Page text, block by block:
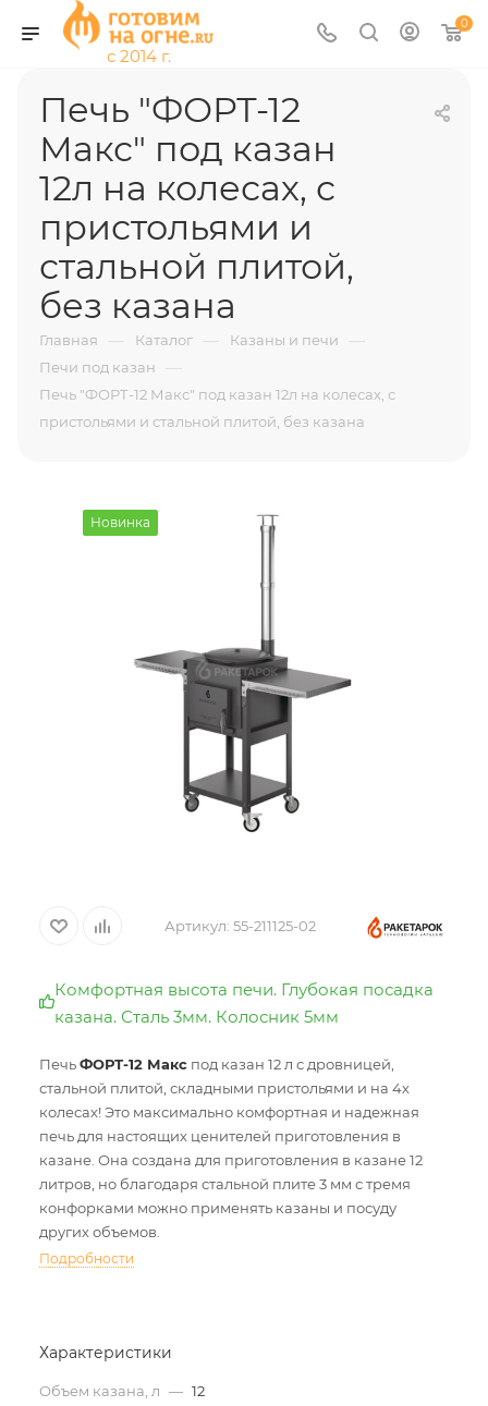
0
Печь "ФОРТ-12
Макс" под казан
12л на колесах, с
пристольями и
стальной плитой,
без казана
Главная — Каталог — Казаны и печи —
Печи под казан —
Печь "ФОРТ-12 Макс" под казан 12л на колесах, с
пристольями и стальной плитой, без казана
Новинка
Артикул: 55-211125-02
Комфортная высота печи. Глубокая посадка
казана. Сталь 3мм. Колосник 5мм
ПечьФОРТ-12 Макс под казан 12 л с дровницей,
стальной плитой, складными пристольями и на 4х
колесах! Это максимально комфортная и надежная
печь для настоящих ценителей приготовления в
казане. Она создана для приготовления в казане 12
литров, но благодаря стальной плите 3 мм с тремя
конфорками можно применять казаны и посуду
других объемов.
Подробности
Характеристики
Объем казана, л — 12